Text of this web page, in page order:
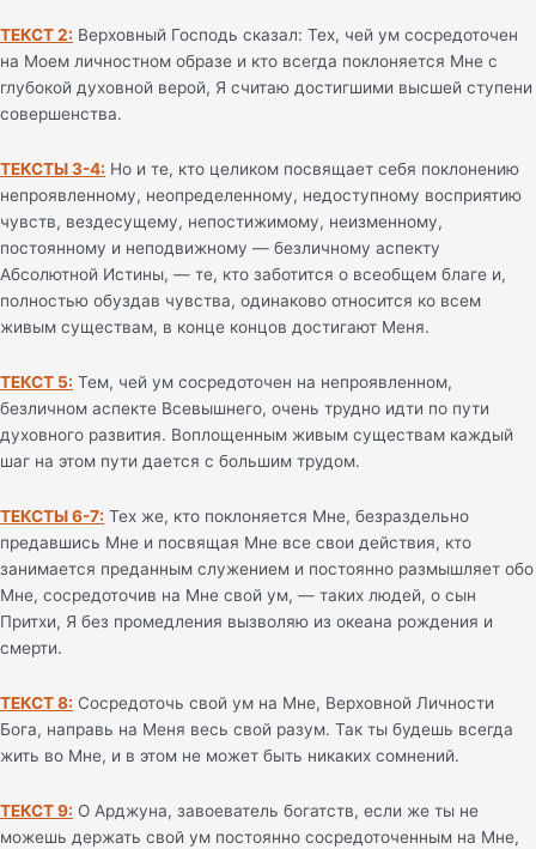
ТЕКСТ 2: Верховный Господь сказал: Тех, чей ум сосредоточен
на Моем личностном образе и кто всегда поклоняется Мне с
глубокой духовной верой, Я считаю достигшими высшей ступени
совершенства.
ТЕКСТЫ 3-4: Но и те, кто целиком посвящает себя поклонению
непроявленному, неопределенному, недоступному восприятию
чувств, вездесущему, непостижимому, неизменному,
постоянному и неподвижному — безличному аспекту
Абсолютной Истины, — те, кто заботится о всеобщем благе и,
полностью обуздав чувства, одинаково относится ко всем
живым существам, в конце концов достигают Меня.
ТЕКСТ 5: Тем, чей ум сосредоточен на непроявленном,
безличном аспекте Всевышнего, очень трудно идти по пути
духовного развития. Воплощенным живым существам каждый
шаг на этом пути дается с большим трудом.
ТЕКСТЫ 6-7: Тех же, кто поклоняется Мне, безраздельно
предавшись Мне и посвящая Мне все свои действия, кто
занимается преданным служением и постоянно размышляет обо
Мне, сосредоточив на Мне свой ум, — таких людей, о сын
Притхи, Я без промедления вызволяю из океана рождения и
смерти.
ТЕКСТ 8: Сосредоточь свой ум на Мне, Верховной Личности
Бога, направь на Меня весь свой разум. Так ты будешь всегда
жить во Мне, и в этом не может быть никаких сомнений.
ТЕКСТ 9: О Арджуна, завоеватель богатств, если же ты не
можешь держать свой ум постоянно сосредоточенным на Мне,